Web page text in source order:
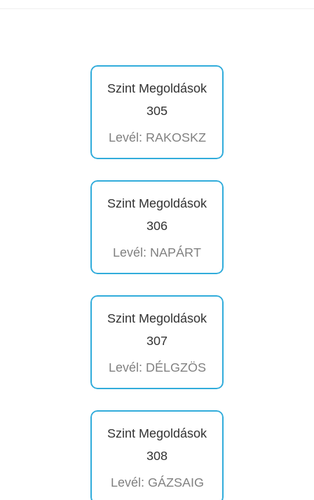
Szint Megoldások
305
Levél: RAKOSKZ
Szint Megoldások
306
Levél: NAPÁRT
Szint Megoldások
307
Levél: DÉLGZÖS
Szint Megoldások
308
Levél: GÁZSAIG